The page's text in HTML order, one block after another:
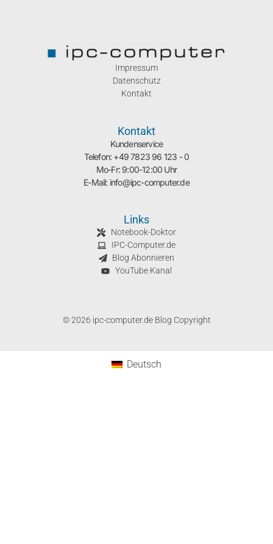
Impressum
Datenschutz
Kontakt
Kontakt
Kundenservice
Telefon: +49 7823 96 123 - 0
Mo-Fr: 9:00-12:00 Uhr
E-Mail: info@ipc-computer.de
Links
Notebook-Doktor
IPC-Computer.de
Blog Abonnieren
YouTube Kanal
© 2026 ipc-computer.de Blog Copyright
Deutsch